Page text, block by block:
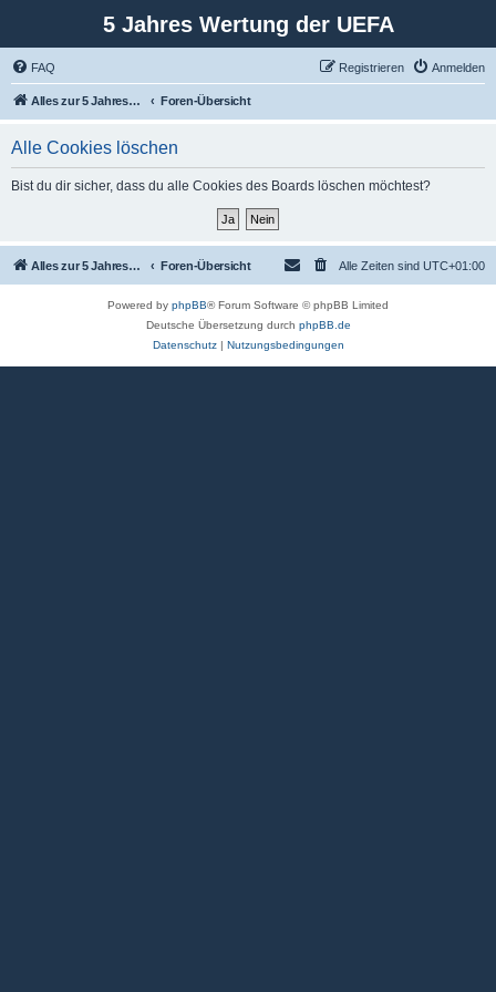
5 Jahres Wertung der UEFA
FAQ Anmelden
Registrieren
Alles zur 5 Jahreswertung / Tabelle der UEFA mit vielen Statistiken. Foren-Übersicht
Alle Cookies löschen
Bist du dir sicher, dass du alle Cookies des Boards löschen möchtest?
Alles zur 5 Jahreswertung / Tabelle der UEFA mit vielen Statistiken. Foren-Übersicht Alle Zeiten sind UTC+01:00
Powered by phpBB® Forum Software © phpBB Limited
Deutsche Übersetzung durch phpBB.de
Datenschutz| Nutzungsbedingungen